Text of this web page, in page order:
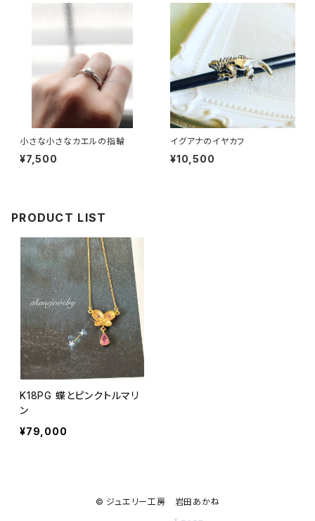
小さな小さなカエルの指輪
¥7,500
イグアナのイヤカフ
¥10,500
PRODUCT LIST
K18PG 蝶とピンクトルマリ
ン
¥79,000
© ジュエリー工房 岩田あかね